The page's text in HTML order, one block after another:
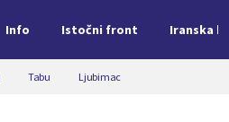
Info Istočni front Iranska
Tabu Ljubimac